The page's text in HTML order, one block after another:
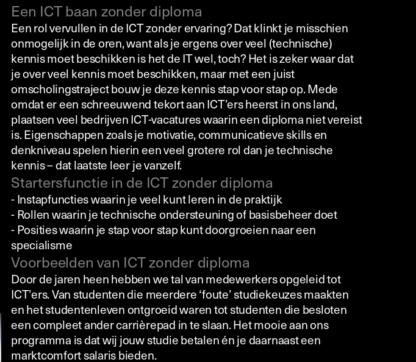
Een ICT baan zonder diploma
Een rol vervullen in de ICT zonder ervaring? Dat klinkt je misschien
onmogelijk in de oren, want als je ergens over veel (technische)
kennis moet beschikken is het de IT wel, toch? Het is zeker waar dat
je over veel kennis moet beschikken, maar met een juist
omscholingstraject bouw je deze kennis stap voor stap op. Mede
omdat er een schreeuwend tekort aan ICT’ers heerst in ons land,
plaatsen veel bedrijven ICT-vacatures waarin een diploma niet vereist
is. Eigenschappen zoals je motivatie, communicatieve skills en
denkniveau spelen hierin een veel grotere rol dan je technische
kennis – dat laatste leer je vanzelf.
Startersfunctie in de ICT zonder diploma
- Instapfuncties waarin je veel kunt leren in de praktijk
- Rollen waarin je technische ondersteuning of basisbeheer doet
- Posities waarin je stap voor stap kunt doorgroeien naar een
specialisme
Voorbeelden van ICT zonder diploma
Door de jaren heen hebben we tal van medewerkers opgeleid tot
ICT’ers. Van studenten die meerdere ‘foute’ studiekeuzes maakten
en het studentenleven ontgroeid waren tot studenten die besloten
een compleet ander carrièrepad in te slaan. Het mooie aan ons
programma is dat wij jouw studie betalen én je daarnaast een
marktcomfort salaris bieden.